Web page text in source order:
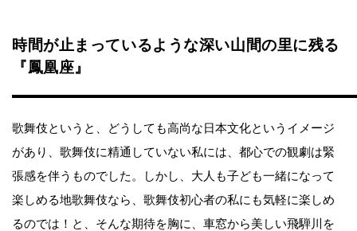
時間が止まっているような深い山間の里に残る
『鳳凰座』
歌舞伎というと、どうしても高尚な日本文化というイメージ
があり、歌舞伎に精通していない私には、都心での観劇は緊
張感を伴うものでした。しかし、大人も子ども一緒になって
楽しめる地歌舞伎なら、歌舞伎初心者の私にも気軽に楽しめ
るのでは！と、そんな期待を胸に、車窓から美しい飛騨川を